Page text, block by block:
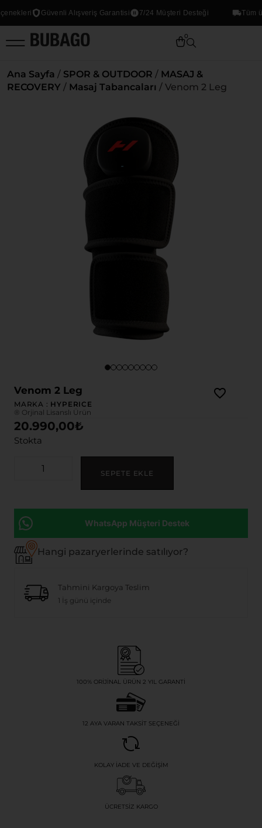
Güvenli Alışveriş Garantisi 7/24 Müşteri Desteği Tüm
0
Ana Sayfa / SPOR & OUTDOOR / MASAJ &
RECOVERY / Masaj Tabancaları / Venom 2 Leg
Venom 2 Leg
MARKA : HYPERICE
® Orjinal Lisanslı Ürün
20.990,00₺
Stokta
SEPETE EKLE
WhatsApp Müşteri Destek
Hangi pazaryerlerinde satılıyor?
Tahmini Kargoya Teslim
1 İş günü içinde
100% ORIJINAL ÜRÜN 2 YIL GARANTI
12 AYA VARAN TAKSIT SEÇENEĞI
KOLAY İADE VE DEĞIŞIM
ÜCRETSIZ KARGO